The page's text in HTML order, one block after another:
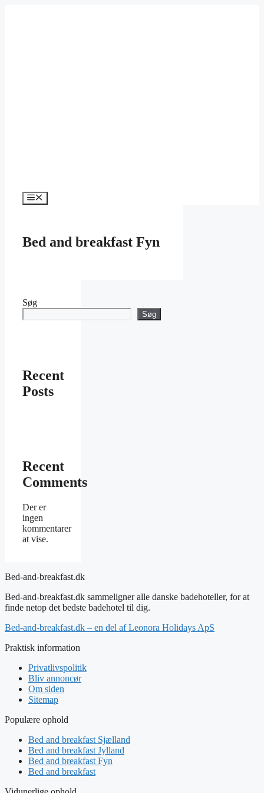
Menu
Bed and breakfast Fyn
Søg
Søg
Recent
Posts
Recent
Comments
Der er
ingen
kommentarer
at vise.
Bed-and-breakfast.dk
Bed-and-breakfast.dk sammeligner alle danske badehoteller, for at
finde netop det bedste badehotel til dig.
Bed-and-breakfast.dk – en del af Leonora Holidays ApS
Praktisk information
Privatlivspolitik
Bliv annoncør
Om siden
Sitemap
Populære ophold
Bed and breakfast Sjælland
Bed and breakfast Jylland
Bed and breakfast Fyn
Bed and breakfast